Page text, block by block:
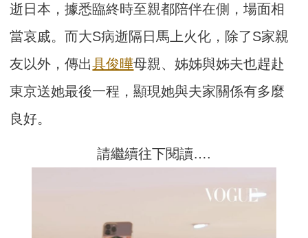
逝日本，據悉臨終時至親都陪伴在側，場面相
當哀戚。而大S病逝隔日馬上火化，除了S家親
友以外，傳出具俊曄母親、姊姊與姊夫也趕赴
東京送她最後一程，顯現她與夫家關係有多麼
良好。
請繼續往下閱讀….